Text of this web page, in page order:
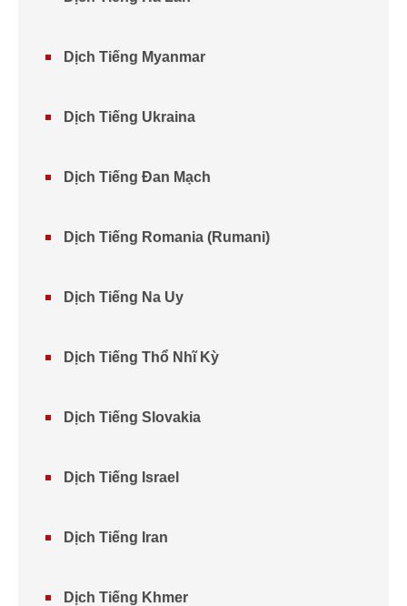
Dịch Tiếng Myanmar
Dịch Tiếng Ukraina
Dịch Tiếng Đan Mạch
Dịch Tiếng Romania (Rumani)
Dịch Tiếng Na Uy
Dịch Tiếng Thổ Nhĩ Kỳ
Dịch Tiếng Slovakia
Dịch Tiếng Israel
Dịch Tiếng Iran
Dịch Tiếng Khmer